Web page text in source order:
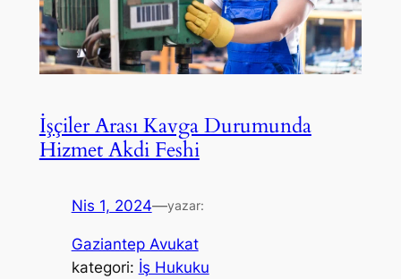
İşçiler Arası Kavga Durumunda
Hizmet Akdi Feshi
Nis 1, 2024—yazar:
Gaziantep Avukat
kategori: İş Hukuku